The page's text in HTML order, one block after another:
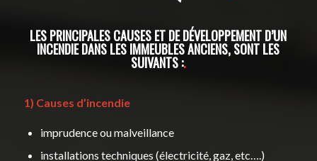
LES PRINCIPALES CAUSES ET DE DÉVELOPPEMENT D’UN
INCENDIE DANS LES IMMEUBLES ANCIENS, SONT LES
SUIVANTS :.
1) Causes d’incendie
imprudence ou malveillance
installations techniques (électricité, gaz, etc….)